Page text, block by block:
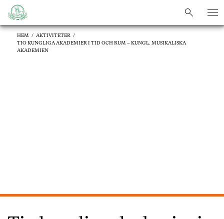
sök
sök
HEM / AKTIVITETER /
TIO KUNGLIGA AKADEMIER I TID OCH RUM – KUNGL. MUSIKALISKA
AKADEMIEN